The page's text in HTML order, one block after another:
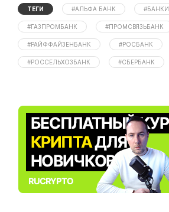
ТЕГИ #АЛЬФА БАНК #БАНКИ
#ГАЗПРОМБАНК #ПРОМСВЯЗЬБАНК
#РАЙФФАЙЗЕНБАНК #РОСБАНК
#РОССЕЛЬХОЗБАНК #СБЕРБАНК